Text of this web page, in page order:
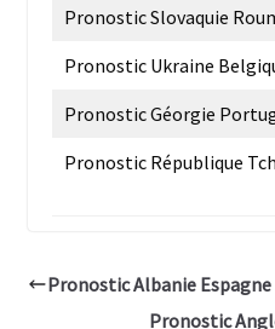
Pronostic Slovaquie
Pronostic Ukraine
Pronostic Géorgie
Pronostic République
Pronostic Albanie Espagne
Pronostic